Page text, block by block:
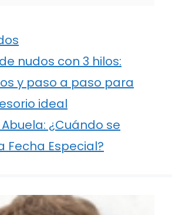
nudos con 3 hilos:
y paso a paso para
ideal
¿Cuándo se
Fecha Especial?